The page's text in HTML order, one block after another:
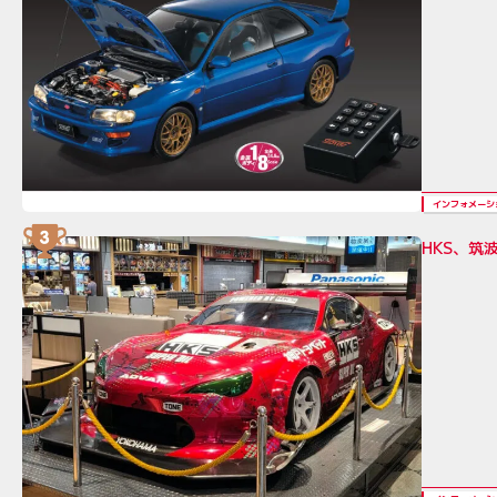
インフォメーシ
HKS、筑